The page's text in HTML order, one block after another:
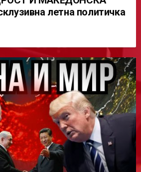
летна политичка